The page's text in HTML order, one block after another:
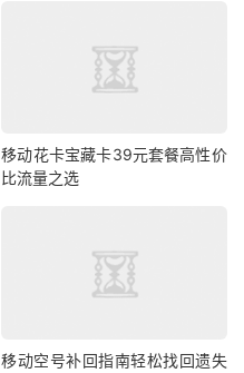
移动花卡宝藏卡39元套餐高性价
比流量之选
移动空号补回指南轻松找回遗失